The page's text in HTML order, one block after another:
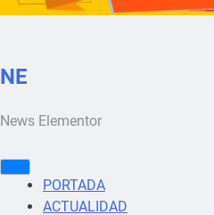
NE
News Elementor
PORTADA
ACTUALIDAD